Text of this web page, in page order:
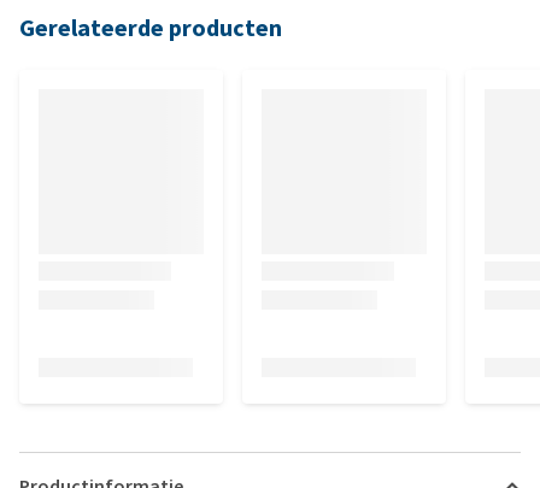
Gerelateerde producten